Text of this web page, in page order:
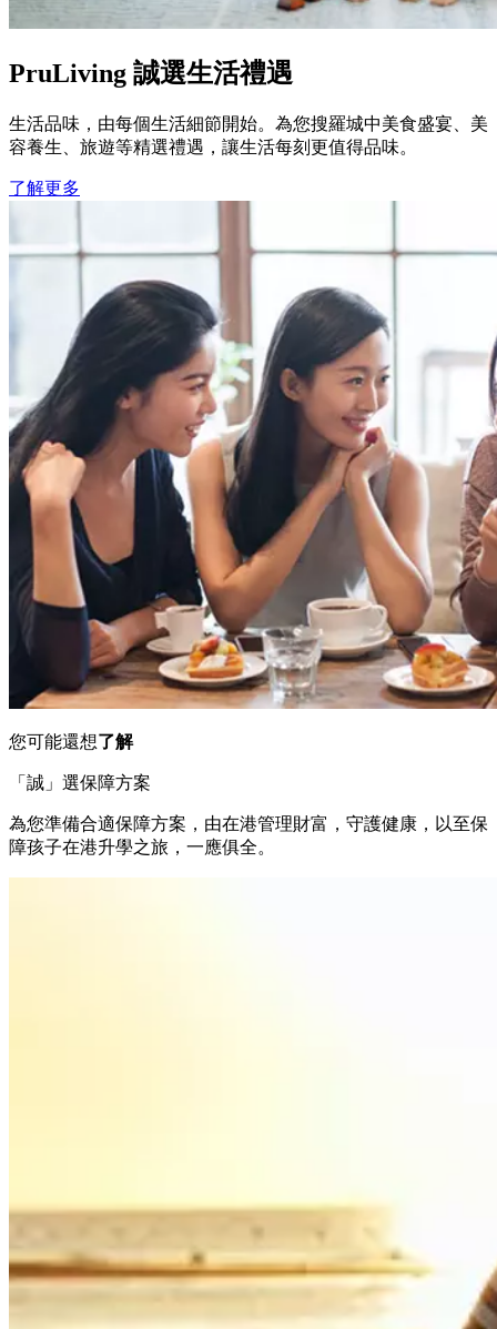
PruLiving 誠選生活禮遇
生活品味，由每個生活細節開始。為您搜羅城中美食盛宴、美
容養生、旅遊等精選禮遇，讓生活每刻更值得品味。
了解更多
您可能還想了解
「誠」選保障方案
為您準備合適保障方案，由在港管理財富，守護健康，以至保
障孩子在港升學之旅，一應俱全。